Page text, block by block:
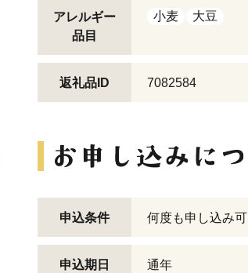
アレルギー
品目
小麦 大豆
返礼品ID 7082584
申込条件 何度も申し込み可
申込期日 通年